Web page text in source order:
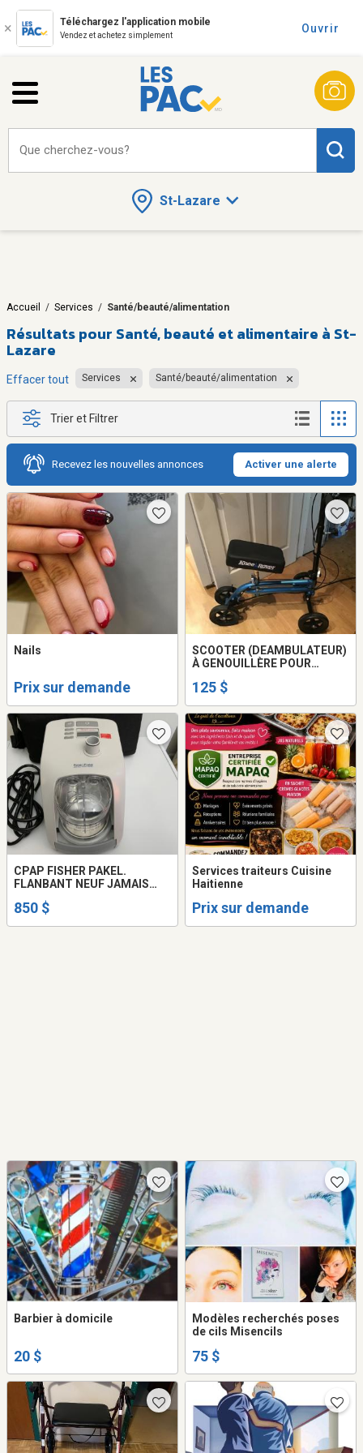
Téléchargez l'application mobile
Vendez et achetez simplement
Ouvrir
St-Lazare
Que cherchez-vous?
Accueil / Services / Santé/beauté/alimentation
Résultats pour Santé, beauté et alimentaire à St-
Lazare
Effacer tout Services Santé/beauté/alimentation
Trier et Filtrer
Recevez les nouvelles annonces Activer une alerte
Nails
Prix sur demande
SCOOTER (DEAMBULATEUR)
À GENOUILLÈRE POUR
125 $
CPAP FISHER PAKEL.
FLANBANT NEUF JAMAIS
TUBE CHAUFFANT SAC DE
850 $
Services traiteurs Cuisine
Haitienne
Prix sur demande
Barbier à domicile
20 $
Modèles recherchés poses
de cils Misencils
75 $